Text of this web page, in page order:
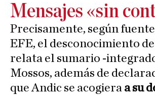
Mensajes «sin
Precisamente, según
EFE, el desconocimiento
relata el sumario -
Mossos, además de
que Andic se acogiera a su